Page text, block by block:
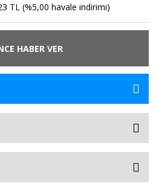
TL (%5,00 havale indirimi)
HABER VER